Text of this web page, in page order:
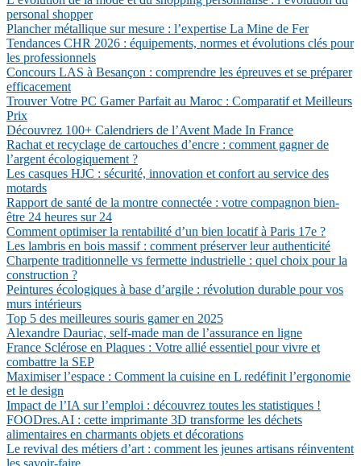
personal shopper
Plancher métallique sur mesure : l’expertise La Mine de Fer
Tendances CHR 2026 : équipements, normes et évolutions clés pour
les professionnels
Concours LAS à Besançon : comprendre les épreuves et se préparer
efficacement
Trouver Votre PC Gamer Parfait au Maroc : Comparatif et Meilleurs
Prix
Découvrez 100+ Calendriers de l’Avent Made In France
Rachat et recyclage de cartouches d’encre : comment gagner de
l’argent écologiquement ?
Les casques HJC : sécurité, innovation et confort au service des
motards
Rapport de santé de la montre connectée : votre compagnon bien-
être 24 heures sur 24
Comment optimiser la rentabilité d’un bien locatif à Paris 17e ?
Les lambris en bois massif : comment préserver leur authenticité
Charpente traditionnelle vs fermette industrielle : quel choix pour la
construction ?
Peintures écologiques à base d’argile : révolution durable pour vos
murs intérieurs
Top 5 des meilleures souris gamer en 2025
Alexandre Dauriac, self-made man de l’assurance en ligne
France Sclérose en Plaques : Votre allié essentiel pour vivre et
combattre la SEP
Maximiser l’espace : Comment la cuisine en L redéfinit l’ergonomie
et le design
Impact de l’IA sur l’emploi : découvrez toutes les statistiques !
FOODres.AI : cette imprimante 3D transforme les déchets
alimentaires en charmants objets et décorations
Le revival des métiers d’art : comment les jeunes artisans réinventent
les savoir-faire